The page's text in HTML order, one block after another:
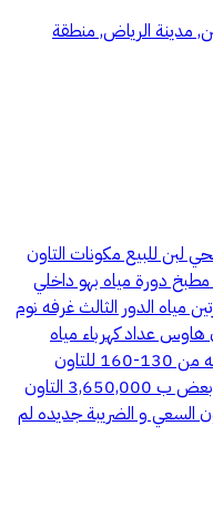
مدينة الرياض, منطقة
لبن للبيع مكونات التاون
دورة مياه بهو داخلي
مياه الدور الثالث غرفه نوم
عداد كهرباء مياه
مستقل كل تاون هاوس ثلاث ادوار المساحه من 130-160 للتاون
الهاوس الواحد بيع للثلاثه تاون هاوس مع بعض ب 3,650,000 التاون
الاسعار بدون السعي و الضريبة جديده لم